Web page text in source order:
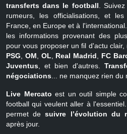
transferts dans le football .
rumeurs, les officialisations, et
France, en Europe et à
les informations provenant des
pour vous proposer un fil d'actu
PSG
OM OL Real Madrid FC
Juventus , et bien d'autres.
négociations ... ne manquez rien du
Live Mercato est un outil simple
football qui veulent aller à
permet desuivre l’évolution du
après jour.